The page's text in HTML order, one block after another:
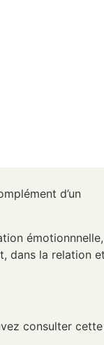
d’un
dans la relation et
consulter